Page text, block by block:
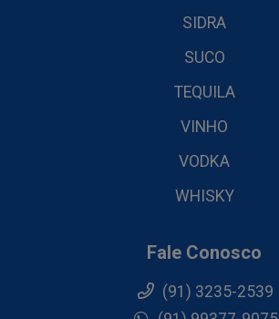
SIDRA
SUCO
TEQUILA
VINHO
VODKA
WHISKY
Fale Conosco
(91) 3235-2539